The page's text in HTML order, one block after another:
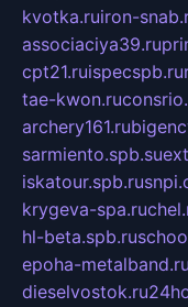
kvotka.ruiron-
associaciya39.ru
cpt21.ruispecspb.ru
tae-kwon.ru
archery161.ru
sarmiento.spb.su
iskatour.spb.ru
krygeva-spa.ru
hl-beta.spb.ru
epoha-metalband.ru
dieselvostok.ru